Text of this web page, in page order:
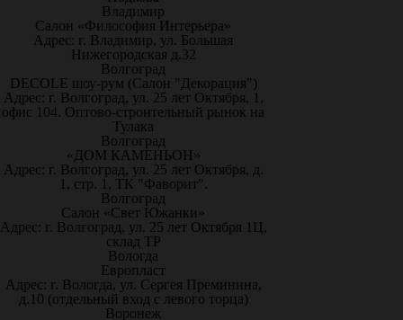
Владимир
Салон «Философия Интерьера»
Адрес: г. Владимир, ул. Большая
Нижегородская д.32
Волгоград
DECOLE шоу-рум (Салон "Декорация")
Адрес: г. Волгоград, ул. 25 лет Октября, 1,
офис 104. Оптово-строительный рынок на
Тулака
Волгоград
«ДОМ КАМЕНЬОН»
Адрес: г. Волгоград, ул. 25 лет Октября, д.
1, стр. 1, ТК "Фаворит".
Волгоград
Салон «Свет Южанки»
Адрес: г. Волгоград, ул. 25 лет Октября 1Ц,
склад ТР
Вологда
Европласт
Адрес: г. Вологда, ул. Сергея Преминина,
д.10 (отдельный вход с левого торца)
Воронеж